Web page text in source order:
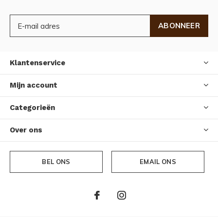
ABONNEER
Klantenservice
Mijn account
Categorieën
Over ons
BEL ONS EMAIL ONS